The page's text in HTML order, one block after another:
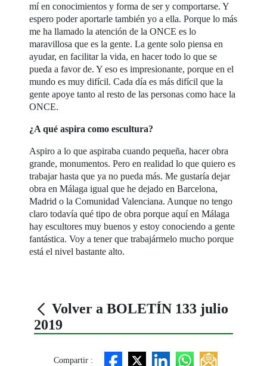
mí en conocimientos y forma de ser y comportarse. Y
espero poder aportarle también yo a ella. Porque lo más
me ha llamado la atención de la ONCE es lo
maravillosa que es la gente. La gente solo piensa en
ayudar, en facilitar la vida, en hacer todo lo que se
pueda a favor de. Y eso es impresionante, porque en el
mundo es muy difícil. Cada día es más difícil que la
gente apoye tanto al resto de las personas como hace la
ONCE.
¿A qué aspira como escultura?
Aspiro a lo que aspiraba cuando pequeña, hacer obra
grande, monumentos. Pero en realidad lo que quiero es
trabajar hasta que ya no pueda más. Me gustaría dejar
obra en Málaga igual que he dejado en Barcelona,
Madrid o la Comunidad Valenciana. Aunque no tengo
claro todavía qué tipo de obra porque aquí en Málaga
hay escultores muy buenos y estoy conociendo a gente
fantástica. Voy a tener que trabajármelo mucho porque
está el nivel bastante alto.
Volver a BOLETÍN 133 julio
2019
Compartir :